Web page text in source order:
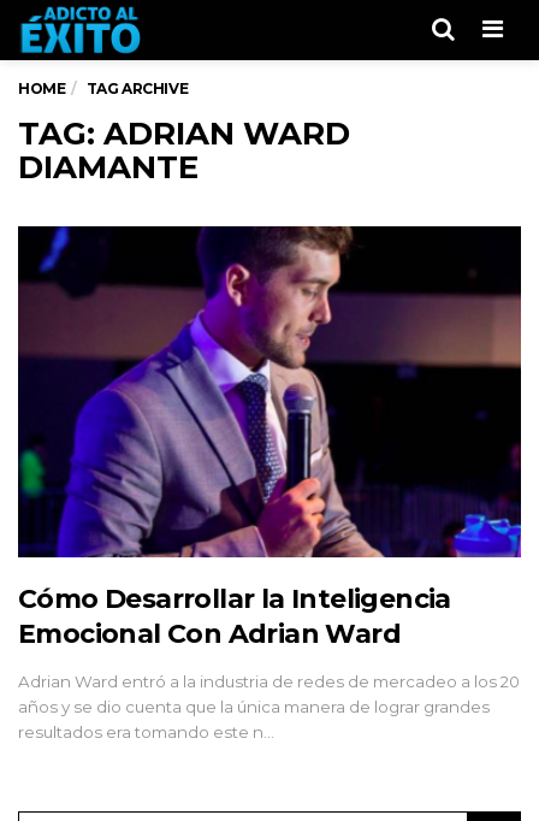
HOME TAG ARCHIVE
TAG: ADRIAN WARD
DIAMANTE
Cómo Desarrollar la Inteligencia
Emocional Con Adrian Ward
Adrian Ward entró a la industria de redes de mercadeo a los 20
años y se dio cuenta que la única manera de lograr grandes
resultados era tomando este n…